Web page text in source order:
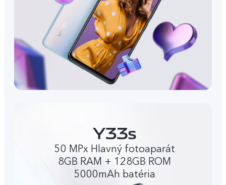
50 MPx Hlavný fotoaparát
8GB RAM + 128GB ROM
5000mAh batéria